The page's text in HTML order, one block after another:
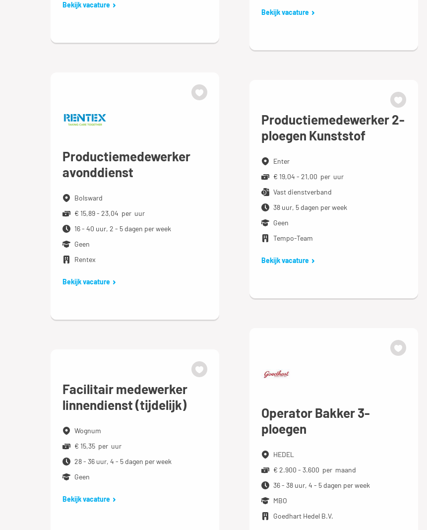
Bekijk vacature
Bekijk vacature
Productiemedewerker
avonddienst
Bolsward
€ 15,89 - 23,04 per uur
16 - 40 uur, 2 - 5 dagen per week
Geen
Rentex
Bekijk vacature
Productiemedewerker 2-
ploegen Kunststof
Enter
€ 19,04 - 21,00 per uur
Vast dienstverband
38 uur, 5 dagen per week
Geen
Tempo-Team
Bekijk vacature
Operator Bakker 3-
ploegen
HEDEL
€ 2.900 - 3.600 per maand
36 - 38 uur, 4 - 5 dagen per week
MBO
Goedhart Hedel B.V.
Facilitair medewerker
linnendienst (tijdelijk)
Wognum
€ 15,35 per uur
28 - 36 uur, 4 - 5 dagen per week
Geen
Bekijk vacature